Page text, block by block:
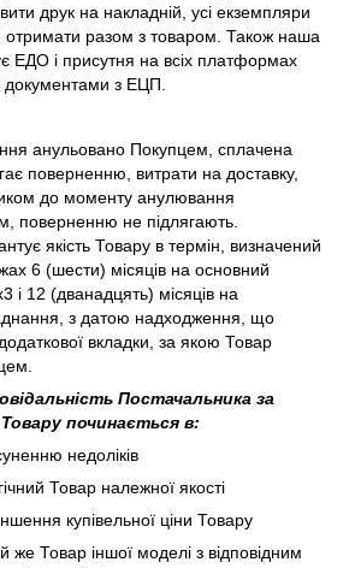
друк на накладній, усі екземпляри
отримати разом з товаром. Також наша
ЕДО і присутня на всіх платформах
документами з ЕЦП.
анульовано Покупцем, сплачена
поверненню, витрати на доставку,
до моменту анулювання
поверненню не підлягають.
якість Товару в термін, визначений
6 (шести) місяців на основний
і 12 (дванадцять) місяців на
з датою надходження, що
вкладки, за якою Товар
Постачальника за
починається в:
недоліків
Товар належної якості
купівельної ціни Товару
же Товар іншої моделі з відповідним